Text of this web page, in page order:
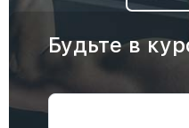
Будьте в